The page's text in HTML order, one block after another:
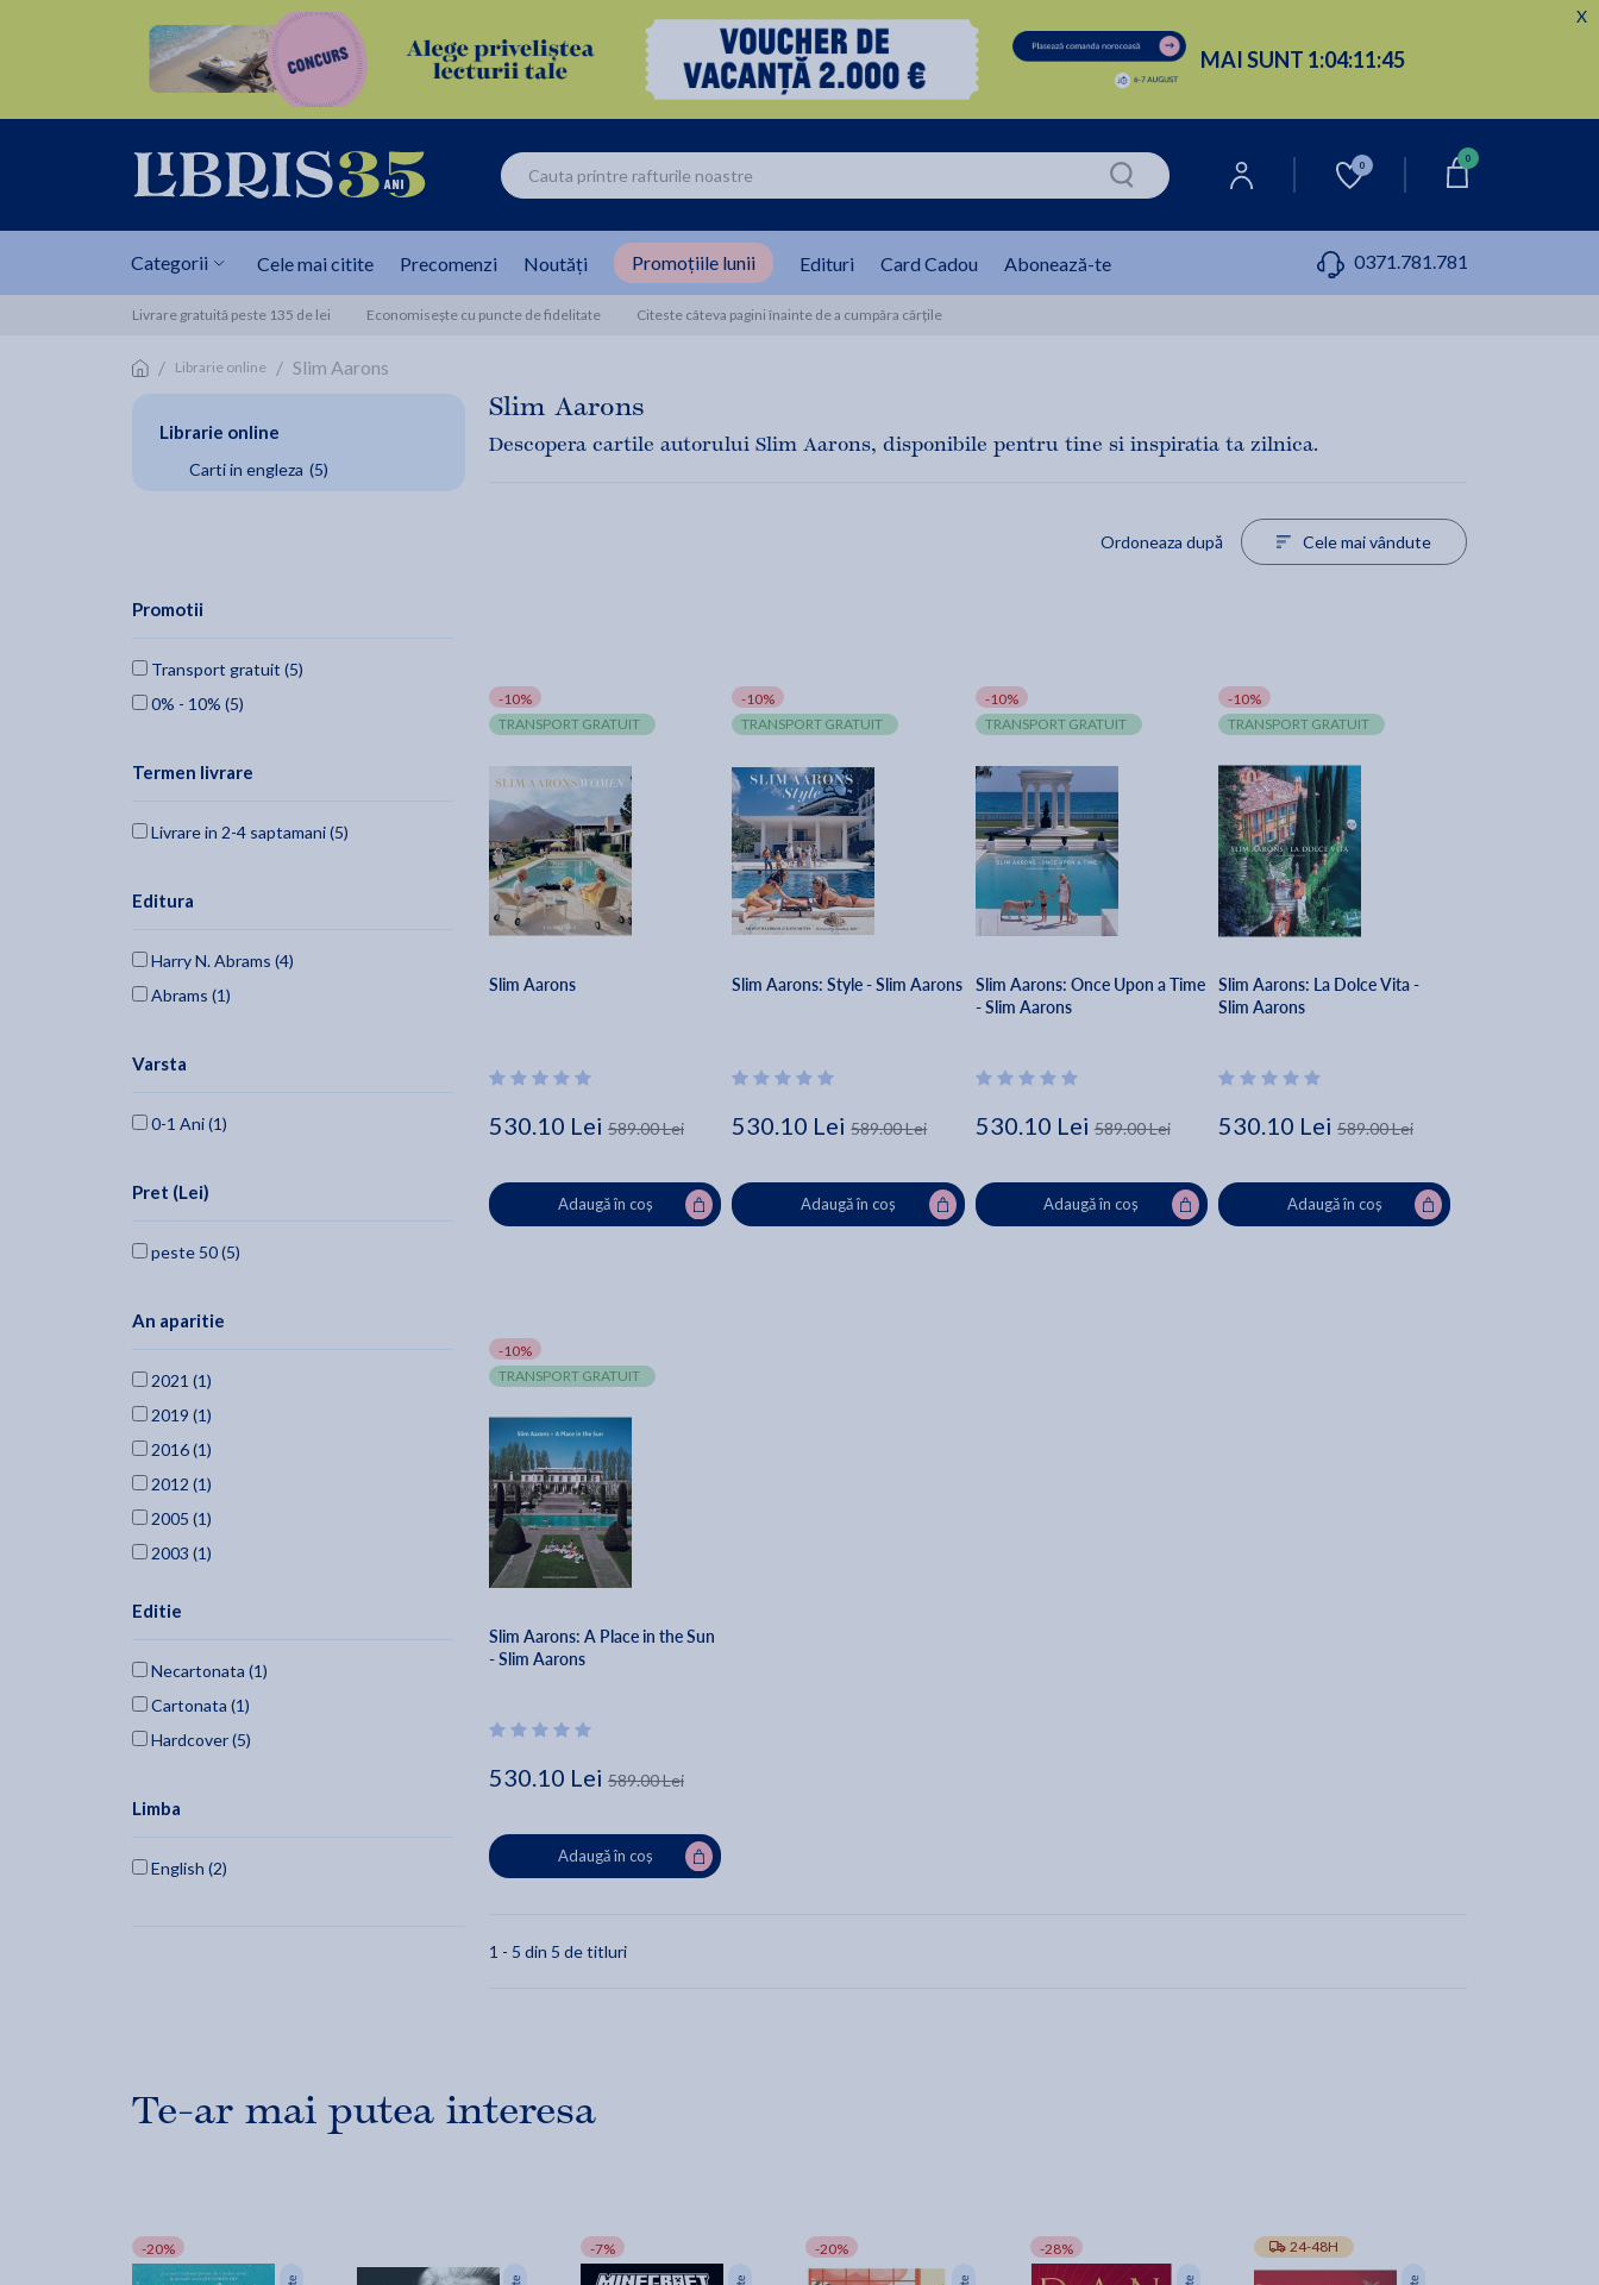
MAI SUNT 1:04:11:44
X
0
0
Categorii Cele mai citite Precomenzi Noutăți Promoțiile lunii Edituri Card Cadou Abonează-te 0371.781.781
Livrare gratuită peste 135 de lei Economisește cu puncte de fidelitate Citeste câteva pagini înainte de a cumpăra cărțile
/ Librarie online / Slim Aarons
Librarie online
Carti in engleza (5)
Promotii
Transport gratuit (5)
0% - 10% (5)
Termen livrare
Livrare in 2-4 saptamani (5)
Editura
Harry N. Abrams (4)
Abrams (1)
Varsta
0-1 Ani (1)
Pret (Lei)
peste 50 (5)
An aparitie
2021 (1)
2019 (1)
2016 (1)
2012 (1)
2005 (1)
2003 (1)
Editie
Necartonata (1)
Cartonata (1)
Hardcover (5)
Limba
English (2)
Slim Aarons
Descopera cartile autorului Slim Aarons, disponibile pentru tine si inspiratia ta zilnica.
Ordoneaza după Cele mai vândute
-10%
TRANSPORT GRATUIT
Slim Aarons
530.10 Lei 589.00 Lei
Adaugă în coș
-10%
TRANSPORT GRATUIT
Slim Aarons: Style - Slim Aarons
530.10 Lei 589.00 Lei
Adaugă în coș
-10%
TRANSPORT GRATUIT
Slim Aarons: Once Upon a Time
- Slim Aarons
530.10 Lei 589.00 Lei
Adaugă în coș
-10%
TRANSPORT GRATUIT
Slim Aarons: La Dolce Vita -
Slim Aarons
530.10 Lei 589.00 Lei
Adaugă în coș
-10%
TRANSPORT GRATUIT
Slim Aarons: A Place in the Sun
- Slim Aarons
530.10 Lei 589.00 Lei
Adaugă în coș
1 - 5 din 5 de titluri
Te-ar mai putea interesa
-20% -7% -20% -28% 24-48H